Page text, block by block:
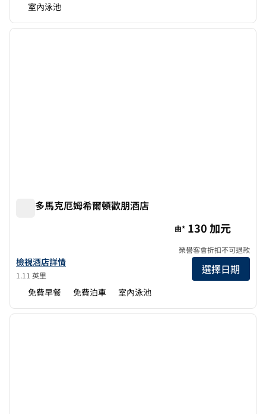
室內泳池
1/12
第 1 頁，共 12 頁
下一
多倫多馬克厄姆希爾頓歡朋酒店
查看多倫多馬克漢希爾頓歡朋酒店詳情
檢視酒店詳情
1.11 英里
由* 130 加元
榮譽客會折扣不可退款
選擇日期
免費早餐 免費泊車 室內泳池
1/12
第 1 頁，共 12 頁
下一